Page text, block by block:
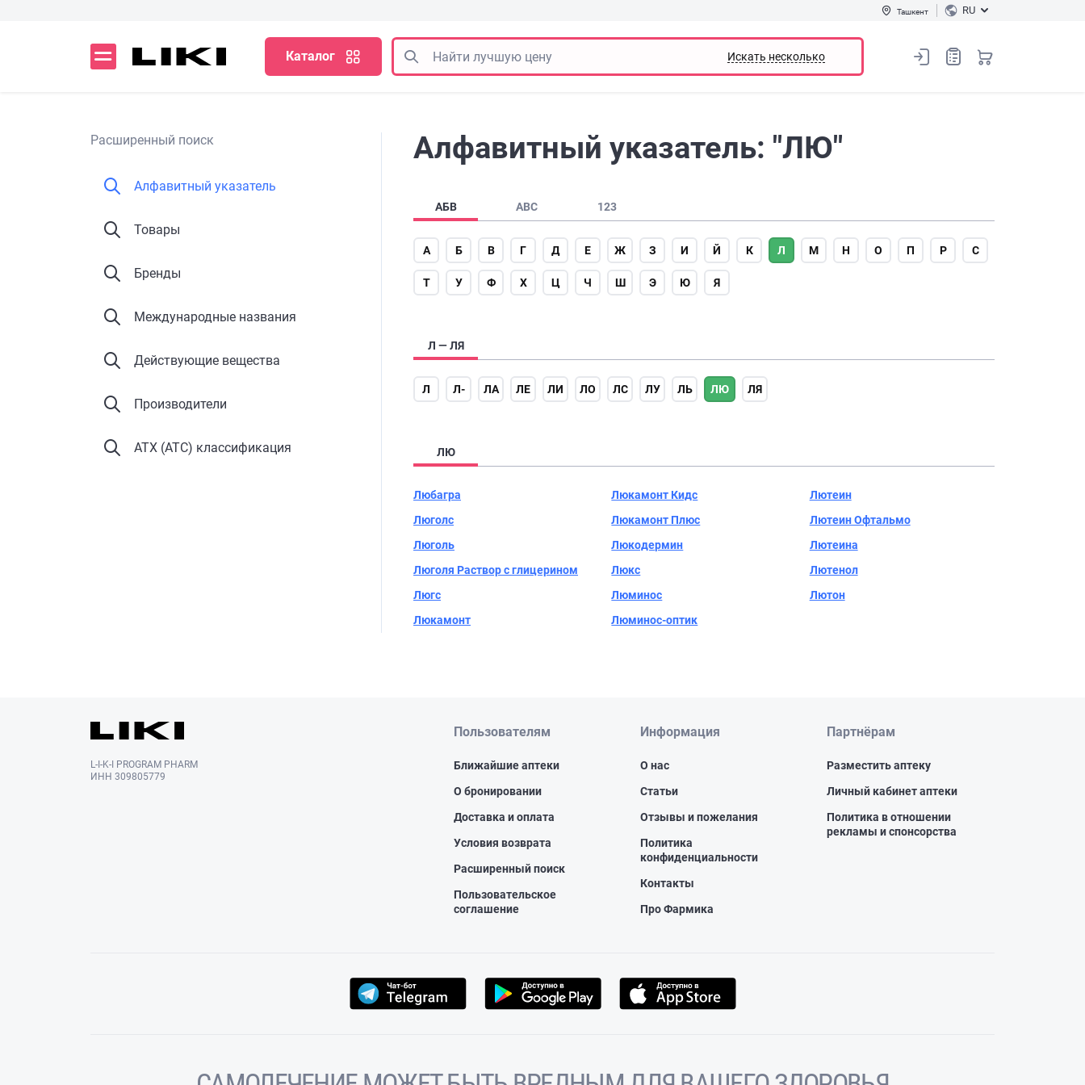
Ташкент RU
Каталог Искать несколько
Расширенный поиск
Алфавитный указатель
Товары
Бренды
Международные названия
Действующие вещества
Производители
АТХ (ATC) классификация
Алфавитный указатель: "ЛЮ"
АБВ ABC 123
А Б В Г Д Е Ж З И Й К Л М Н О П Р С
Т У Ф Х Ц Ч Ш Э Ю Я
Л — ЛЯ
Л Л- ЛА ЛЕ ЛИ ЛО ЛС ЛУ ЛЬ ЛЮ ЛЯ
ЛЮ
Любагра
Люголс
Люголь
Люголя Раствор с глицерином
Люгс
Люкамонт
Люкамонт Кидс
Люкамонт Плюс
Люкодермин
Люкс
Люминос
Люминос-оптик
Лютеин
Лютеин Офтальмо
Лютеина
Лютенол
Лютон
L-I-K-I PROGRAM PHARM
ИНН 309805779
Пользователям
Ближайшие аптеки
О бронировании
Доставка и оплата
Условия возврата
Расширенный поиск
Пользовательское
соглашение
Информация
О нас
Статьи
Отзывы и пожелания
Политика
конфиденциальности
Контакты
Про Фармика
Партнёрам
Разместить аптеку
Личный кабинет аптеки
Политика в отношении
рекламы и спонсорства